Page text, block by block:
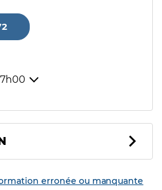
erronée ou manquante